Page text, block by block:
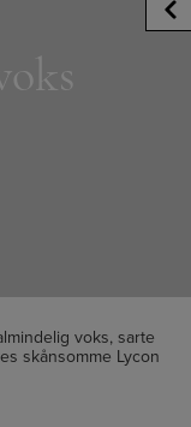
voks, sarte
skånsomme Lycon